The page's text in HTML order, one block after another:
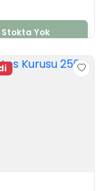
Stokta Yok